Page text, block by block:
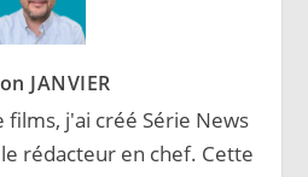
JANVIER
films, j'ai créé Série News
rédacteur en chef. Cette